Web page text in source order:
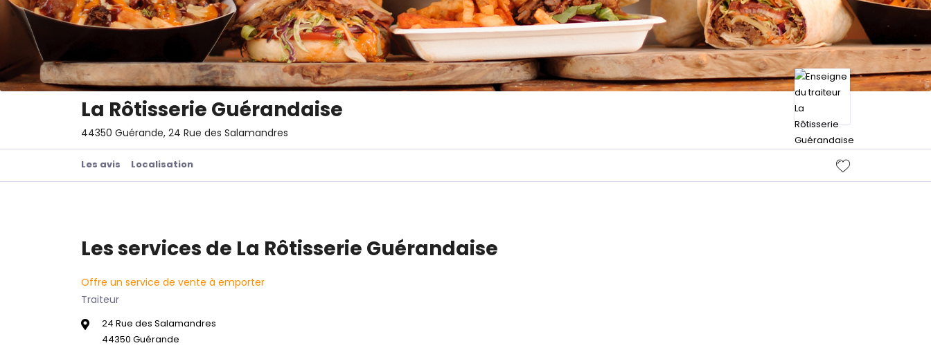
La Rôtisserie Guérandaise
44350 Guérande, 24 Rue des Salamandres
Les avis Localisation
Les services de La Rôtisserie Guérandaise
Offre un service de vente à emporter
Traiteur
24 Rue des Salamandres
44350 Guérande